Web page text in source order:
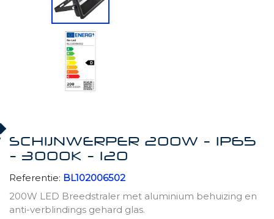
SCHIJNWERPER 200W - IP65
- 3000K - 120
Referentie: BL102006502
200W LED Breedstraler met aluminium behuizing en
anti-verblindings gehard glas.